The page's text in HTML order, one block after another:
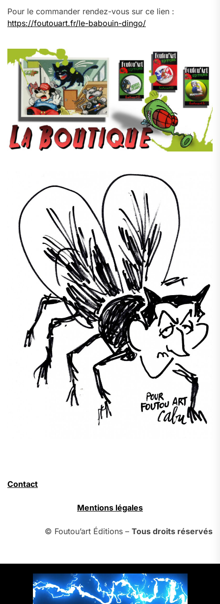
Pour le commander rendez-vous sur ce lien :
https://foutouart.fr/le-babouin-dingo/
Contact
Mentions légales
© Foutou’art Éditions – Tous droits réservés